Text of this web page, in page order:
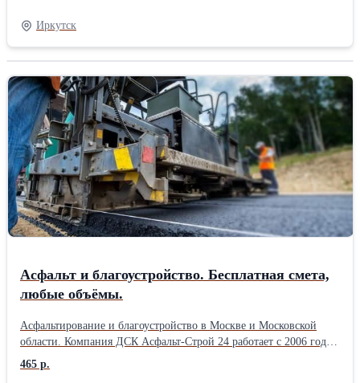
Иркутск
Асфальт и благоустройство. Бесплатная смета,
любые объёмы.
Асфальтирование и благоустройство в Москве и Московской
области. Компания ДСК Асфальт-Строй 24 работает с 2006 года.
За это время выполнили сотни объектов: дороги, парковки,
дворы, дачные участки, тротуары и площадки. Делаем полный
465 р.